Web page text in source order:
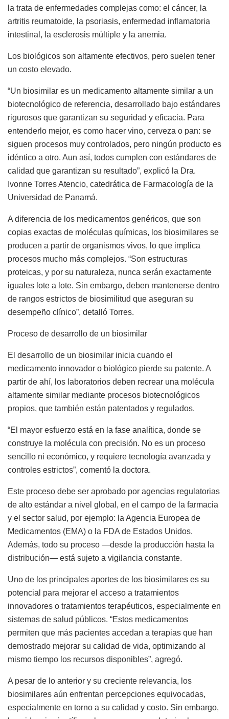
la trata de enfermedades complejas como: el cáncer, la
artritis reumatoide, la psoriasis, enfermedad inflamatoria
intestinal , la esclerosis múltiple y la anemia.
Los biológicos son altamente efectivos, pero suelen tener
un costo elevado.
“Un biosimilar es un medicamento altamente similar a un
biotecnológico de referencia, desarrollado bajo estándares
rigurosos que garantizan su seguridad y eficacia. Para
entenderlo mejor, es como hacer vino, cerveza o pan: se
siguen procesos muy controlados, pero ningún producto es
idéntico a otro. Aun así, todos cumplen con estándares de
calidad que garantizan su resultado”, explicó la Dra.
Ivonne Torres Atencio, catedrática de Farmacología de la
Universidad de Panamá.
A diferencia de los medicamentos genéricos, que son
copias exactas de moléculas químicas, los biosimilares se
producen a partir de organismos vivos, lo que implica
procesos mucho más complejos. “Son estructuras
proteicas, y por su naturaleza, nunca serán exactamente
iguales lote a lote. Sin embargo, deben mantenerse dentro
de rangos estrictos de biosimilitud que aseguran su
desempeño clínico”, detall ó Torres.
Proceso de desarrollo de un biosimilar
El desarrollo de un biosimilar inicia cuando el
medicamento innovador o biológico pierde su patente. A
partir de ahí, los laboratorios deben recrear una molécula
altamente similar mediante procesos biotecnológicos
propios, que también están patentados y regulados.
“El mayor esfuerzo está en la fase analítica, donde se
construye la molécula con precisión. No es un proceso
sencillo ni económico, y requiere tecnología avanzada y
controles estrictos”, comentó la doctora.
Este proceso debe ser aprobado por agencias regulatorias
de alto estándar a nivel global, en el campo de la farmacia
y el sector salud, por ejemplo: la Agencia Europea de
Medicamentos (EMA) o la FDA de Estados Unidos.
Además, todo su proceso —desde la producción hasta la
distribución— está sujeto a vigilancia constante.
Uno de los principales aportes de los biosimilares es su
potencial para mejorar el acceso a tratamientos
innovadores o tratamientos terapéuticos, especialmente en
sistemas de salud públicos. “Estos medicamentos
permiten que más pacientes accedan a terapias que han
demostrado mejorar su calidad de vida, optimizando al
mismo tiempo los recursos disponibles”, agregó.
A pesar de lo anterior y su creciente relevancia, los
biosimilares aún enfrentan percepciones equivocadas,
especialmente en torno a su calidad y costo. Sin embargo,